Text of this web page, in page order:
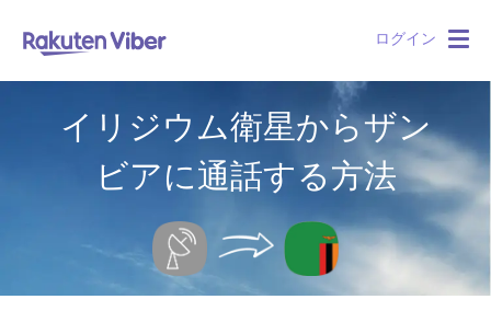
ログイン
イリジウム衛星からザン
ビアに通話する方法